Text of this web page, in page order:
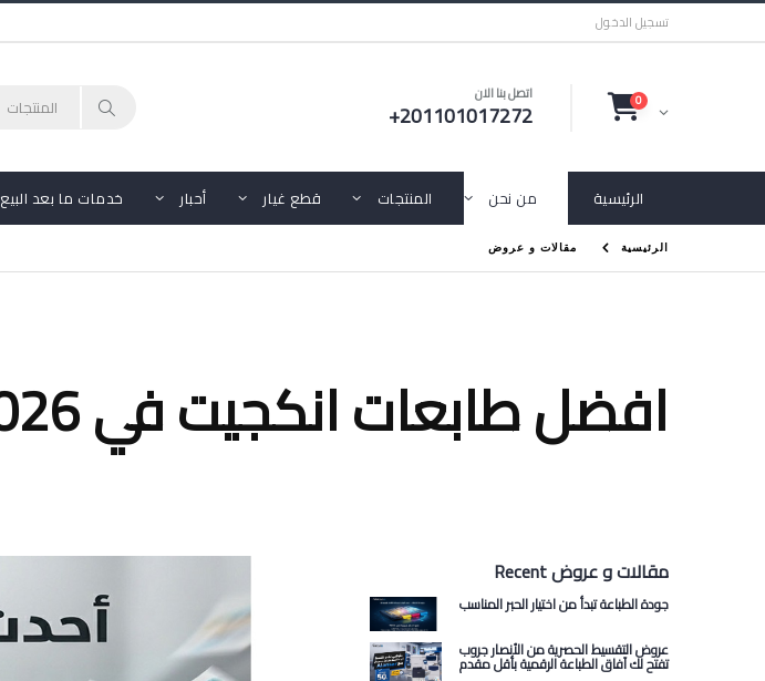
تسجيل الدخول
اتصل بنا الان
+201101017272 0
الرئيسية من نحن المنتجات قطع غيار أحبار خدمات ما بعد البيع
الرئيسية مقالات و عروض
افضل طابعات انكجيت في 2026
Recent مقالات و عروض
جودة الطباعة تبدأ من اختيار الحبر المناسب
عروض التقسيط الحصرية من الأنصار جروب
تفتح لك آفاق الطباعة الرقمية بأقل مقدم